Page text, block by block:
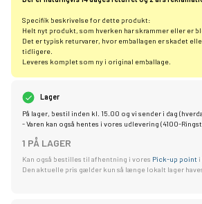
Specifik beskrivelse for dette produkt:
Helt nyt produkt, som hverken har skrammer eller er
Det er typisk returvarer, hvor emballagen er skadet
tidligere.
Leveres komplet som ny i original emballage.
Lager
På lager, bestil inden kl. 15.00 og vi sender i dag
- Varen kan også hentes i vores udlevering (4100-
1 PÅ LAGER
Kan også bestilles til afhentning i vores Pick-up point i
Den aktuelle pris gælder kun så længe lokalt lager